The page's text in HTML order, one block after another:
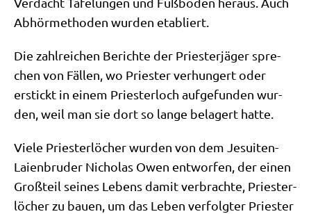
Abhör­me­tho­den wur­den etabliert.
Die zahl­rei­chen Berich­te der Prie­ster­jä­ger spre­
chen von Fäl­len, wo Prie­ster ver­hun­gert oder
erstickt in einem Prie­ster­loch auf­ge­fun­den wur­
den, weil man sie dort so lan­ge bela­gert hatte.
Vie­le Prie­ster­lö­cher wur­den von dem Jesui­ten-
Lai­en­bru­der Nicho­las Owen ent­wor­fen, der einen
Groß­teil sei­nes Lebens damit ver­brach­te, Prie­ster­
lö­cher zu bau­en, um das Leben ver­folg­ter Prie­ster